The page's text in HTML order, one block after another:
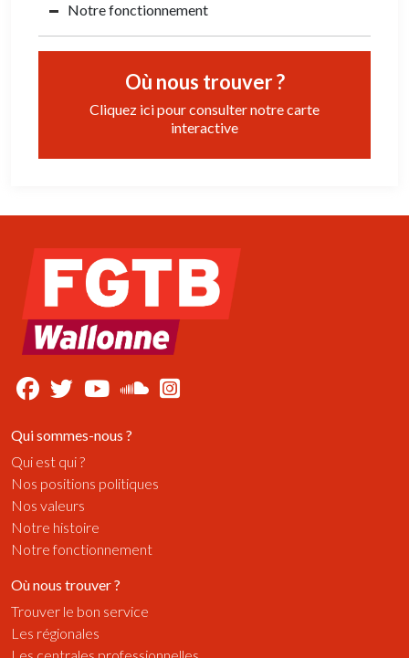
Notre fonctionnement
Où nous trouver ?
Cliquez ici pour consulter notre carte
interactive
Qui sommes-nous ?
Qui est qui ?
Nos positions politiques
Nos valeurs
Notre histoire
Notre fonctionnement
Où nous trouver ?
Trouver le bon service
Les régionales